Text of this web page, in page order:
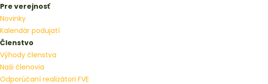
Pre verejnosť
Novinky
Kalendár podujatí
Členstvo
Výhody členstva
Naši členovia
Odporúčaní realizátori FVE